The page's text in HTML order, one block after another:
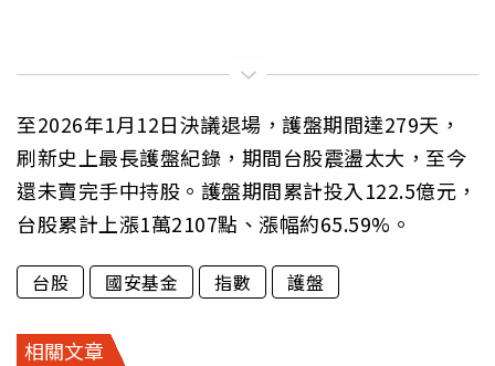
至2026年1月12日決議退場，護盤期間達279天，
刷新史上最長護盤紀錄，期間台股震盪太大，至今
還未賣完手中持股。護盤期間累計投入122.5億元，
台股累計上漲1萬2107點、漲幅約65.59%。
台股 國安基金 指數 護盤
相關文章